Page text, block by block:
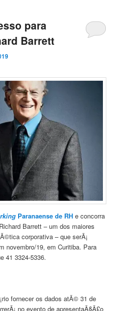
para
Barrett
Paranaense de RH e concorra
Barrett – um dos maiores
corporativa – que serÃ¡
novembro/19, em Curitiba. Para
41 3324-5336.
fornecer os dados atÃ© 31 de
no evento de apresentaÃ§Ã£o